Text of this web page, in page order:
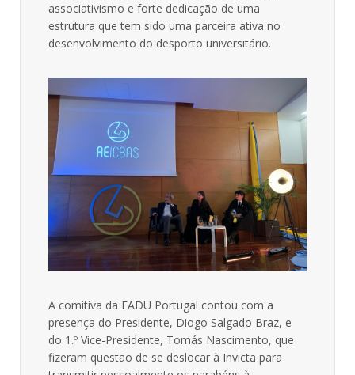
associativismo e forte dedicação de uma
estrutura que tem sido uma parceira ativa no
desenvolvimento do desporto universitário.
A comitiva da FADU Portugal contou com a
presença do Presidente, Diogo Salgado Braz, e
do 1.º Vice-Presidente, Tomás Nascimento, que
fizeram questão de se deslocar à Invicta para